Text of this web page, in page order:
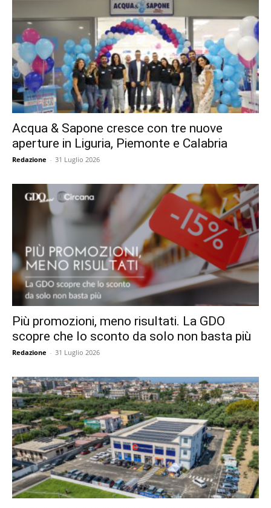
Acqua & Sapone cresce con tre nuove
aperture in Liguria, Piemonte e Calabria
Redazione - 31 Luglio 2026
Più promozioni, meno risultati. La GDO
scopre che lo sconto da solo non basta più
Redazione - 31 Luglio 2026